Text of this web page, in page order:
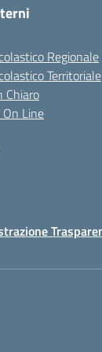
Regionale
Territoriale
Chiaro
On Line